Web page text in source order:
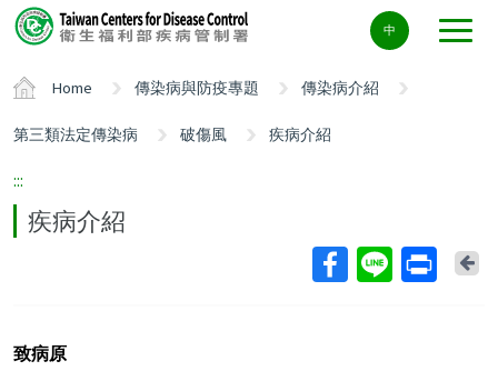
Center
block
中
Home 傳染病與防疫專題 傳染病介紹
第三類法定傳染病 破傷風 疾病介紹
:::
疾病介紹
致病原